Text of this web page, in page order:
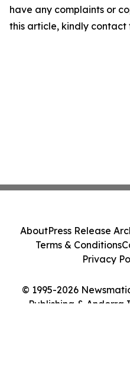
have any complaints or
this article, kindly contact
© 1995-2026
Publishing & Andorra
AboutPress Release
Terms & Conditions
Privacy